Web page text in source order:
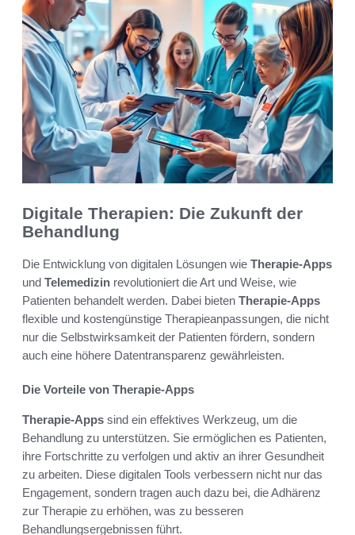
Digitale Therapien: Die Zukunft der
Behandlung
Die Entwicklung von digitalen Lösungen wie Therapie-Apps
und Telemedizin revolutioniert die Art und Weise, wie
Patienten behandelt werden. Dabei bieten Therapie-Apps
flexible und kostengünstige Therapieanpassungen, die nicht
nur die Selbstwirksamkeit der Patienten fördern, sondern
auch eine höhere Datentransparenz gewährleisten.
Die Vorteile von Therapie-Apps
Therapie-Apps sind ein effektives Werkzeug, um die
Behandlung zu unterstützen. Sie ermöglichen es Patienten,
ihre Fortschritte zu verfolgen und aktiv an ihrer Gesundheit
zu arbeiten. Diese digitalen Tools verbessern nicht nur das
Engagement, sondern tragen auch dazu bei, die Adhärenz
zur Therapie zu erhöhen, was zu besseren
Behandlungsergebnissen führt.